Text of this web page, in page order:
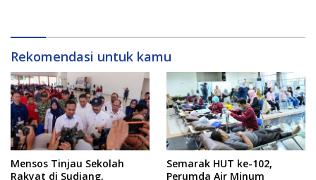
Rekomendasi untuk kamu
Mensos Tinjau Sekolah
Rakyat di Sudiang,
Semarak HUT ke-102,
Perumda Air Minum